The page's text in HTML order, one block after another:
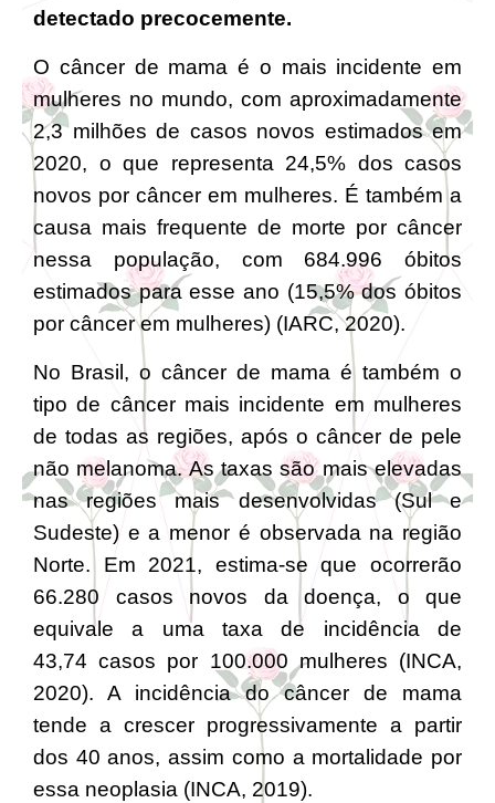
detectado precocemente.
O câncer de mama é o mais incidente em
mulheres no mundo, com aproximadamente
2,3 milhões de casos novos estimados em
2020, o que representa 24,5% dos casos
novos por câncer em mulheres. É também a
causa mais frequente de morte por câncer
nessa população, com 684.996 óbitos
estimados para esse ano (15,5% dos óbitos
por câncer em mulheres) (IARC, 2020).
No Brasil, o câncer de mama é também o
tipo de câncer mais incidente em mulheres
de todas as regiões, após o câncer de pele
não melanoma. As taxas são mais elevadas
nas regiões mais desenvolvidas (Sul e
Sudeste) e a menor é observada na região
Norte. Em 2021, estima-se que ocorrerão
66.280 casos novos da doença, o que
equivale a uma taxa de incidência de
43,74 casos por 100.000 mulheres (INCA,
2020). A incidência do câncer de mama
tende a crescer progressivamente a partir
dos 40 anos, assim como a mortalidade por
essa neoplasia (INCA, 2019).